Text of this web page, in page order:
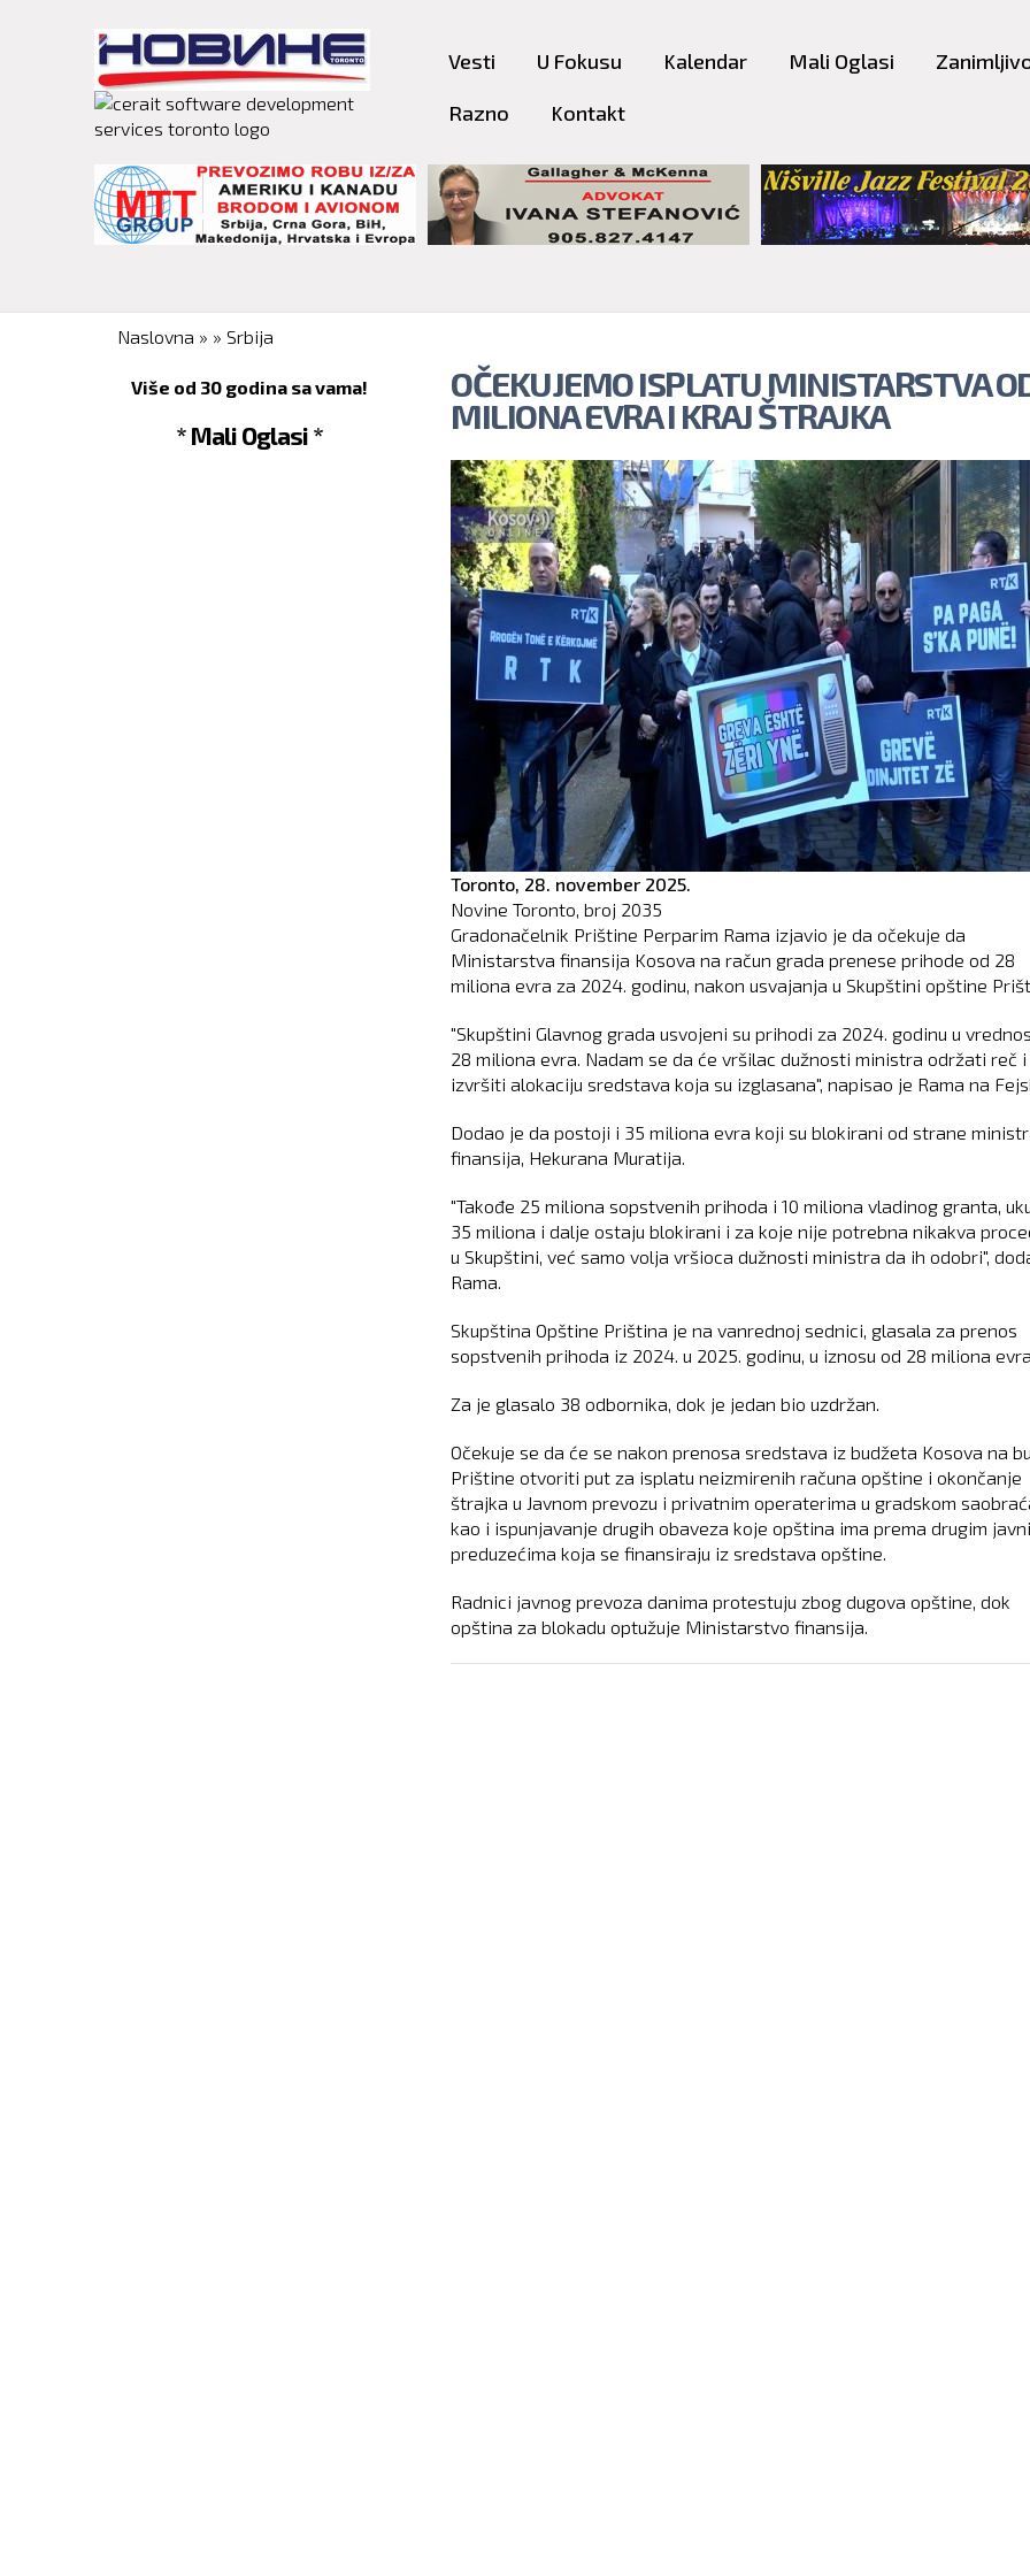
content
Vesti U Fokusu Kalendar Mali Oglasi
Razno Kontakt
You are here
Naslovna » » Srbija
Više od 30 godina sa vama!
* Mali Oglasi *
OČEKUJEMO ISPLATU MINISTARSTVA
MILIONA EVRA I KRAJ ŠTRAJKA
Toronto, 28. november 2025.
Novine Toronto, broj 2035
Gradonačelnik Prištine Perparim Rama izjavio je da očekuje da
Ministarstva finansija Kosova na račun grada prenese prihode od 28
miliona evra za 2024. godinu, nakon usvajanja u Skupštini opštine
"Skupštini Glavnog grada usvojeni su prihodi za 2024. godinu u
28 miliona evra. Nadam se da će vršilac dužnosti ministra održati reč i
izvršiti alokaciju sredstava koja su izglasana", napisao je Rama na
Dodao je da postoji i 35 miliona evra koji su blokirani od strane
finansija, Hekurana Muratija.
"Takođe 25 miliona sopstvenih prihoda i 10 miliona vladinog granta,
35 miliona i dalje ostaju blokirani i za koje nije potrebna nikakva
u Skupštini, već samo volja vršioca dužnosti ministra da ih odobri",
Rama.
Skupština Opštine Priština je na vanrednoj sednici, glasala za prenos
sopstvenih prihoda iz 2024. u 2025. godinu, u iznosu od 28 miliona
Za je glasalo 38 odbornika, dok je jedan bio uzdržan.
Očekuje se da će se nakon prenosa sredstava iz budžeta Kosova na
Prištine otvoriti put za isplatu neizmirenih računa opštine i okončanje
štrajka u Javnom prevozu i privatnim operaterima u gradskom
kao i ispunjavanje drugih obaveza koje opština ima prema drugim
preduzećima koja se finansiraju iz sredstava opštine.
Radnici javnog prevoza danima protestuju zbog dugova opštine, dok
opština za blokadu optužuje Ministarstvo finansija.